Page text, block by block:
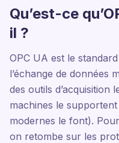
Qu’est-ce
il ?
OPC UA est le
l’échange de données
des outils d’acquisition
machines le
modernes le font).
on retombe sur les